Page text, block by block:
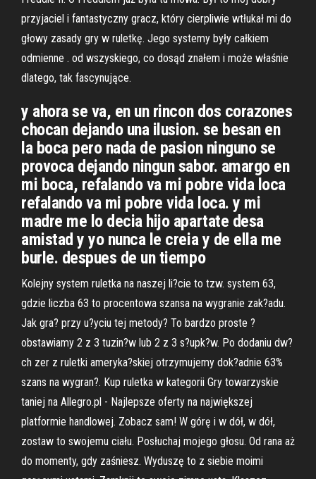
przyjaciel i fantastyczny gracz, który cierpliwie wtłukał mi do
głowy zasady gry w ruletkę. Jego systemy były całkiem
odmienne . od wszyskiego, co dosąd znałem i może właśnie
dlatego, tak fascynujące.
y ahora se va, en un rincon dos corazones
chocan dejando una ilusion. se besan en
la boca pero nada de pasion ninguno se
provoca dejando ningun sabor. amargo en
mi boca, refalando va mi pobre vida loca
refalando va mi pobre vida loca. y mi
madre me lo decia hijo apartate desa
amistad y yo nunca le creia y de ella me
burle. despues de un tiempo
Kolejny system ruletka na naszej li?cie to tzw. system 63,
gdzie liczba 63 to procentowa szansa na wygranie zak?adu.
Jak gra? przy u?yciu tej metody? To bardzo proste ?
obstawiamy 2 z 3 tuzin?w lub 2 z 3 s?upk?w. Po dodaniu dw?
ch zer z ruletki ameryka?skiej otrzymujemy dok?adnie 63%
szans na wygran?. Kup ruletka w kategorii Gry towarzyskie
taniej na Allegro.pl - Najlepsze oferty na największej
platformie handlowej. Zobacz sam! W górę i w dół, w dół,
zostaw to swojemu ciału. Posłuchaj mojego głosu. Od rana aż
do momenty, gdy zaśniesz. Wyduszę to z siebie moimi